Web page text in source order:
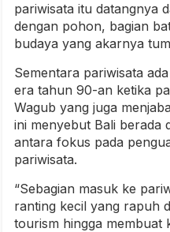
pariwisata itu datangnya
dengan pohon, bagian
budaya yang akarnya
Sementara pariwisata
era tahun 90-an ketika
Wagub yang juga
ini menyebut Bali berada
antara fokus pada
pariwisata.
“Sebagian masuk ke
ranting kecil yang rapuh
tourism hingga membuat